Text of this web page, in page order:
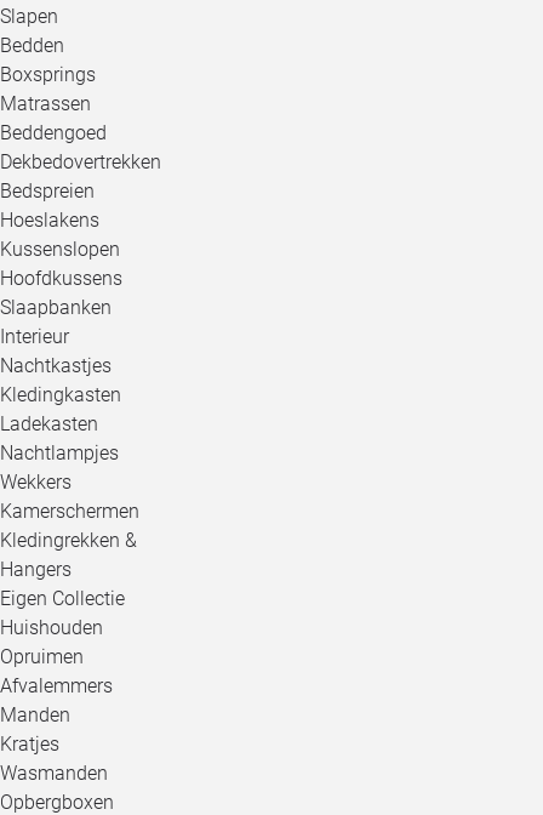
Slapen
Bedden
Boxsprings
Matrassen
Beddengoed
Dekbedovertrekken
Bedspreien
Hoeslakens
Kussenslopen
Hoofdkussens
Slaapbanken
Interieur
Nachtkastjes
Kledingkasten
Ladekasten
Nachtlampjes
Wekkers
Kamerschermen
Kledingrekken &
Hangers
Eigen Collectie
Huishouden
Opruimen
Afvalemmers
Manden
Kratjes
Wasmanden
Opbergboxen